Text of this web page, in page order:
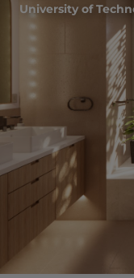
University of